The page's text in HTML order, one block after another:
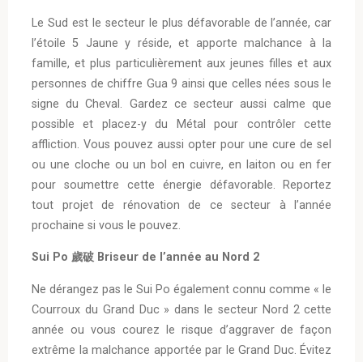
Le Sud est le secteur le plus défavorable de l’année, car
l’étoile 5 Jaune y réside, et apporte malchance à la
famille, et plus particulièrement aux jeunes filles et aux
personnes de chiffre Gua 9 ainsi que celles nées sous le
signe du Cheval. Gardez ce secteur aussi calme que
possible et placez-y du Métal pour contrôler cette
affliction. Vous pouvez aussi opter pour une cure de sel
ou une cloche ou un bol en cuivre, en laiton ou en fer
pour soumettre cette énergie défavorable. Reportez
tout projet de rénovation de ce secteur à l’année
prochaine si vous le pouvez.
Sui Po 歲破 Briseur de l’année au Nord 2
Ne dérangez pas le Sui Po également connu comme « le
Courroux du Grand Duc » dans le secteur Nord 2 cette
année ou vous courez le risque d’aggraver de façon
extrême la malchance apportée par le Grand Duc. Évitez